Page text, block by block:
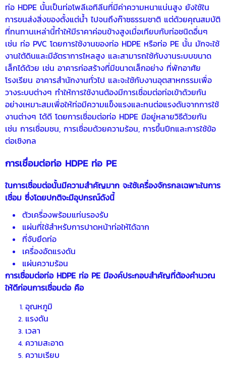
ท่อ HDPE นั้นเป็นท่อโพลีเอทิลีนที่มีค่าความหนาแน่นสูง ยังใช้ใน
การขนส่งสิ่งของตั้งแต่น้ำ ไปจนถึงก๊าซธรรมชาติ แต่ด้วยคุณสมบัติ
ที่ทนทานเหล่านี้ทำให้มีราคาค่อนข้างสูงเมื่อเทียบกับท่อชนิดอื่นๆ
เช่น ท่อ PVC โดยการใช้งานของท่อ HDPE หรือท่อ PE นั้น มักจะใช้
งานใต้ดินและมีอัตราการไหลสูง และสามารถใช้กับงานระบบขนาด
เล็กได้ด้วย เช่น อาคารก่อสร้างที่มีขนาดเล็กอย่าง ที่พักอาศัย
โรงเรียน อาคารสำนักงานทั่วไป และจะใช้กับงานอุตสาหกรรมเพื่อ
วางระบบต่างๆ ทำให้การใช้งานต้องมีการเชื่อมต่อท่อเข้าด้วยกัน
อย่างเหมาะสมเพื่อให้ท่อมีความแข็งแรงและทนต่อแรงดันจากการใช้
งานต่างๆ ได้ดี โดยการเชื่อมต่อท่อ HDPE มีอยู่หลายวิธีด้วยกัน
เช่น การเชื่อมชน, การเชื่อมด้วยความร้อน, การขึ้นปีกและการใช้ข้อ
ต่อเชิงกล
การเชื่อมต่อท่อ HDPE ท่อ PE
ในการเชื่อมต่อนั้นมีความสำคัญมาก จะใช้เครื่องจักรกลเฉพาะในการ
เชื่อม ซึ่งโดยปกติจะมีอุปกรณ์ดังนี้
ตัวเครื่องพร้อมแท่นรองรับ
แผ่นที่ใช้สำหรับการปาดหน้าท่อให้ได้ฉาก
ที่จับยึดท่อ
เครื่องอัดแรงดัน
แผ่นความร้อน
การเชื่อมต่อท่อ HDPE ท่อ PE มีองค์ประกอบสำคัญที่ต้องคำนวณ
ให้ดีก่อนการเชื่อมต่อ คือ
อุณหภูมิ
แรงดัน
เวลา
ความสะอาด
ความเรียบ